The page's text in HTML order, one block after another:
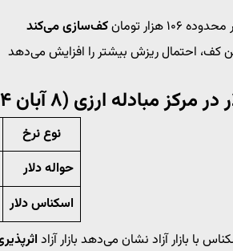
۱۰۶ هزار تومان
کف‌سازی می‌کند
احتمال ریزش بیشتر را افزایش می‌دهد
مبادله ارزی (۸ آبان ۱۴۰۴)
نوع نرخ
حواله دلار
اسکناس دلار
با بازار آزاد نشان می‌دهد بازار آزاد